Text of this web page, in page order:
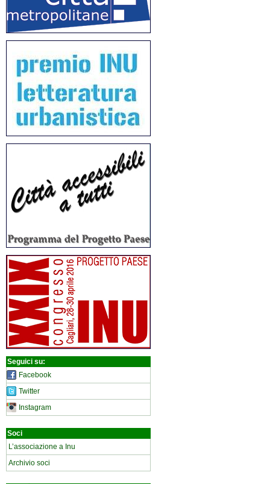
Seguici su:
Facebook
Twitter
Instagram
Soci
L’associazione a Inu
Archivio soci